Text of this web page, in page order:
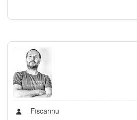
Fiscannu